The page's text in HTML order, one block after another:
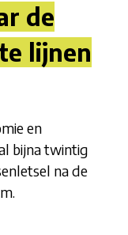
de
lijnen
en
bijna twintig
na de